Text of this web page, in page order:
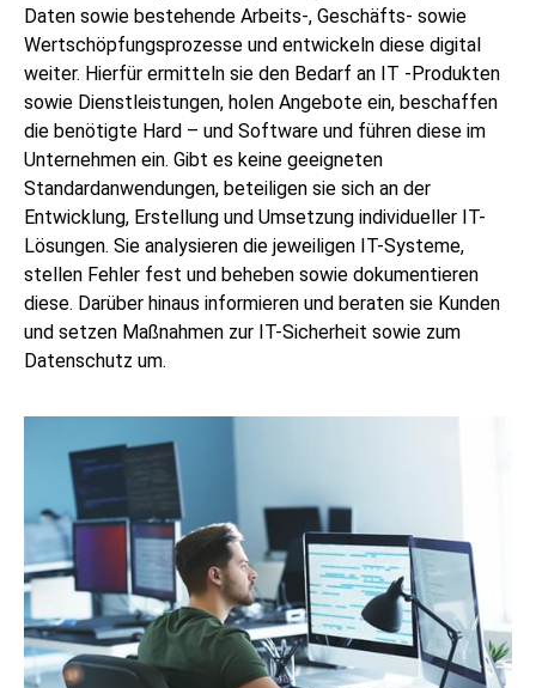
Daten sowie bestehende Arbeits-, Geschäfts- sowie
Wertschöpfungsprozesse und entwickeln diese digital
weiter. Hierfür ermitteln sie den Bedarf an IT -Produkten
sowie Dienstleistungen, holen Angebote ein, beschaffen
die benötigte Hard – und Software und führen diese im
Unternehmen ein. Gibt es keine geeigneten
Standardanwendungen, beteiligen sie sich an der
Entwicklung, Erstellung und Umsetzung individueller IT-
Lösungen. Sie analysieren die jeweiligen IT-Systeme,
stellen Fehler fest und beheben sowie dokumentieren
diese. Darüber hinaus informieren und beraten sie Kunden
und setzen Maßnahmen zur IT-Sicherheit sowie zum
Datenschutz um.